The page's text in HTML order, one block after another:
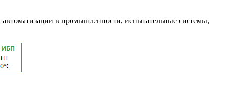
в промышленности, испытательные системы,